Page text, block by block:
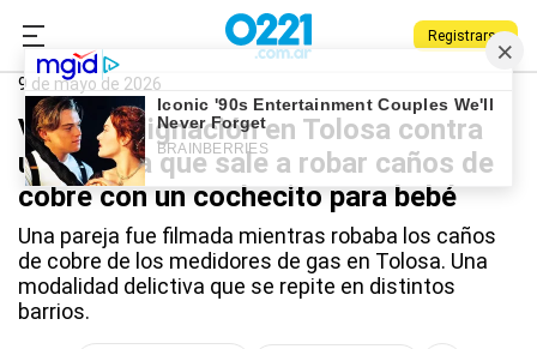
Registrarse
0221.com.ar
Tolosa
9 de mayo de 2026
Video: indignación en Tolosa contra
una pareja que sale a robar caños de
cobre con un cochecito para bebé
Una pareja fue filmada mientras robaba los caños
de cobre de los medidores de gas en Tolosa. Una
modalidad delictiva que se repite en distintos
barrios.